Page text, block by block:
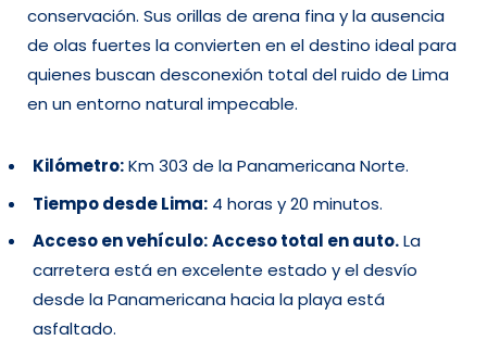
conservación. Sus orillas de arena fina y la ausencia
de olas fuertes la convierten en el destino ideal para
quienes buscan desconexión total del ruido de Lima
en un entorno natural impecable.
Kilómetro:Km 303 de la Panamericana Norte.
Tiempo desde Lima: 4 horas y 20 minutos.
Acceso en vehículo:Acceso total en auto.La
carretera está en excelente estado y el desvío
desde la Panamericana hacia la playa está
asfaltado.